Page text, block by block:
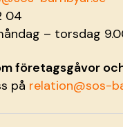
04
– torsdag
företagsgåvor
på relation@sos-